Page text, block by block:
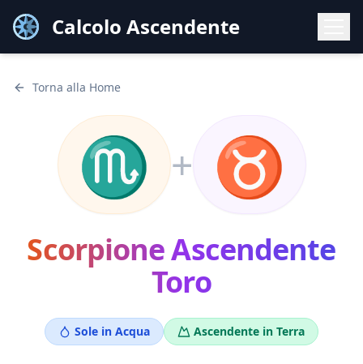
Calcolo Ascendente
Torna alla Home
♏ + ♉
ScorpioneAscendente
Toro
Sole in Acqua Ascendente in Terra